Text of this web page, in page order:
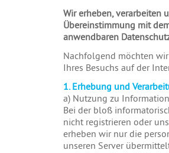
Wir erheben, verarbeiten
Übereinstimmung mit
anwendbaren
Nachfolgend möchten
Ihres Besuchs auf der
1. Erhebung und
a) Nutzung zu
Bei der bloß
nicht registrieren oder
erheben wir nur die
unseren Server